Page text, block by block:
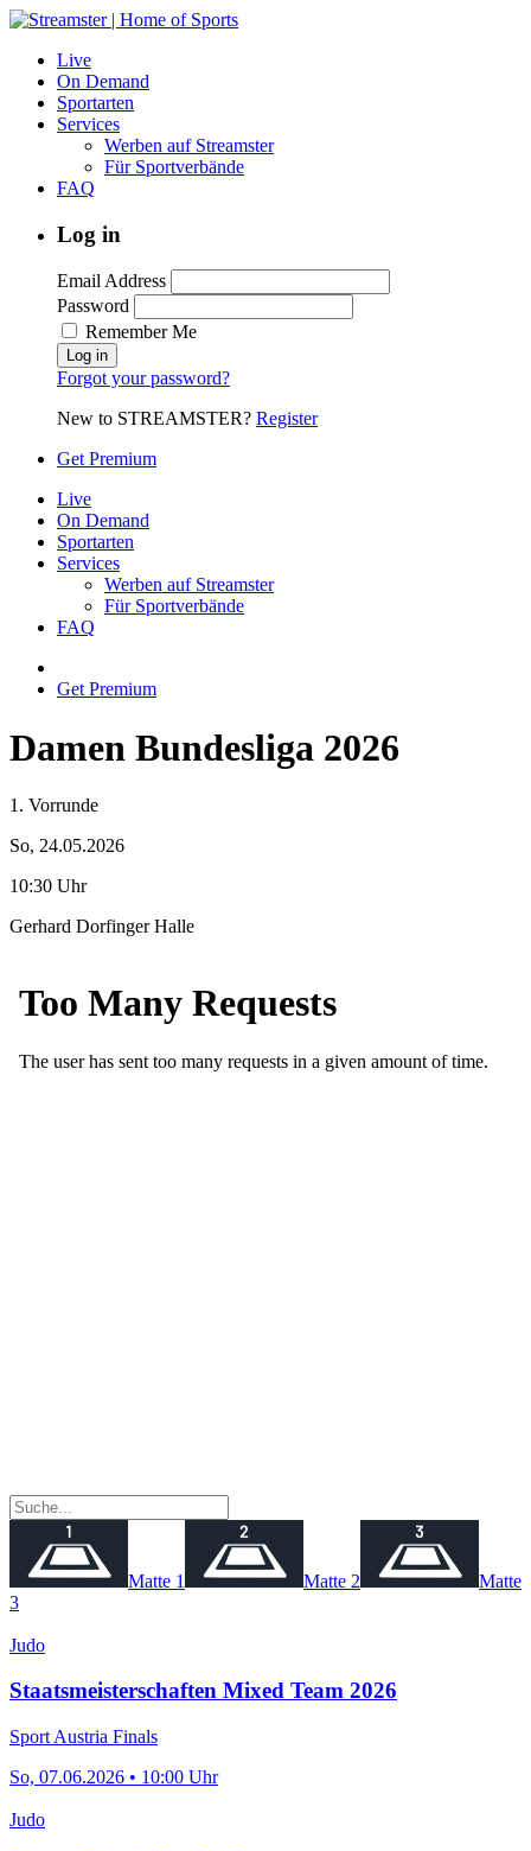
Live
On Demand
Sportarten
Services
Werben auf Streamster
Für Sportverbände
FAQ
Log in
Email Address
Password
Remember Me
Forgot your password?
New to STREAMSTER? Register
Get Premium
Live
On Demand
Sportarten
Services
Werben auf Streamster
Für Sportverbände
FAQ
Get Premium
Damen Bundesliga 2026
1. Vorrunde
So, 24.05.2026
10:30 Uhr
Gerhard Dorfinger Halle
Matte 1 Matte 2
Matte
3
Judo
Staatsmeisterschaften Mixed Team 2026
Sport Austria Finals
So, 07.06.2026 • 10:00 Uhr
Judo